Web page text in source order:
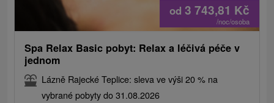
od 3 743,81 Kč
/noc/osoba
Spa Relax Basic pobyt: Relax a léčivá péče v
jednom
Lázně Rajecké Teplice: sleva ve výši 20 % na
vybrané pobyty do 31.08.2026